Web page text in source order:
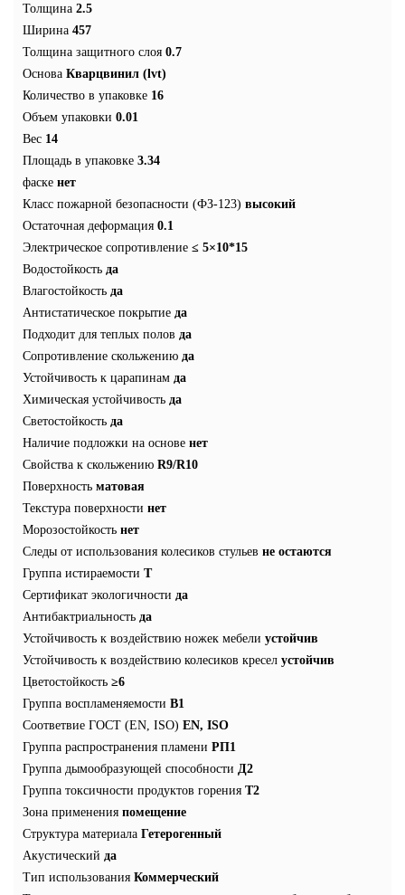
Толщина 2.5
Ширина 457
Толщина защитного слоя 0.7
Основа Кварцвинил (lvt)
Количество в упаковке 16
Объем упаковки 0.01
Вес 14
Площадь в упаковке 3.34
фаске нет
Класс пожарной безопасности (ФЗ-123) высокий
Остаточная деформация 0.1
Электрическое сопротивление ≤ 5×10*15
Водостойкость да
Влагостойкость да
Антистатическое покрытие да
Подходит для теплых полов да
Сопротивление скольжению да
Устойчивость к царапинам да
Химическая устойчивость да
Светостойкость да
Наличие подложки на основе нет
Свойства к скольжению R9/R10
Поверхность матовая
Текстура поверхности нет
Морозостойкость нет
Следы от использования колесиков стульев не остаются
Группа истираемости T
Сертификат экологичности да
Антибактриальность да
Устойчивость к воздействию ножек мебели устойчив
Устойчивость к воздействию колесиков кресел устойчив
Цветостойкость ≥6
Группа воспламеняемости В1
Соответвие ГОСТ (EN, ISO) EN, ISO
Группа распространения пламени РП1
Группа дымообразующей способности Д2
Группа токсичности продуктов горения Т2
Зона применения помещение
Структура материала Гетерогенный
Акустический да
Тип использования Коммерческий